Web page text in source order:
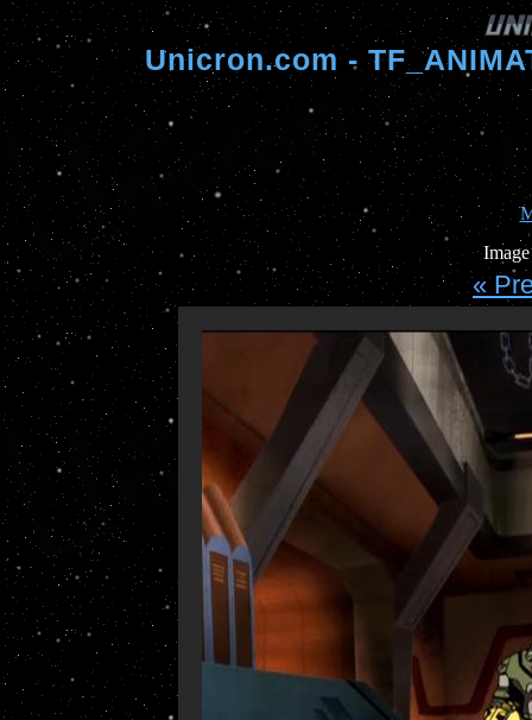
Unicron.com -
«